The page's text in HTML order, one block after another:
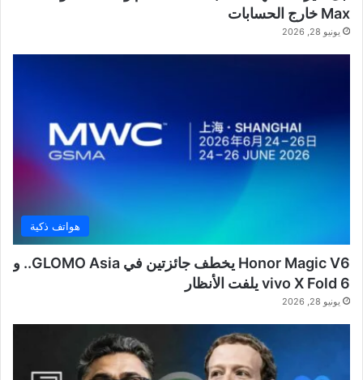
Max خارج الحسابات
يونيو 28, 2026
هواتف ذكية
Honor Magic V6 يخطف جائزتين في GLOMO Asia.. و
vivo X Fold 6 يلفت الأنظار
يونيو 28, 2026